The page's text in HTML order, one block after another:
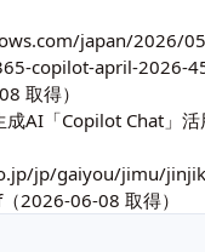
japan/2026/
copilot-april-2026-
取得）
成AI「Copilot Chat」
jp/gaiyou/jimu/
（2026-06-08 取得）